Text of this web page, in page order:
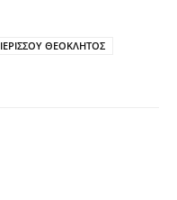
ΙΕΡΙΣΣΟΥ ΘΕΟΚΛΗΤΟΣ